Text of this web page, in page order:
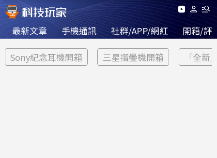
最新文章 手機通訊 社群/APP/網紅 開箱/評
Sony紀念耳機開箱 三星摺疊機開箱 「全新